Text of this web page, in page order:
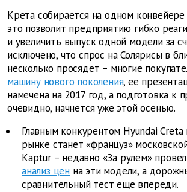
Крета собирается на одном конвейере
это позволит предприятию гибко
и увеличить выпуск одной модели за
исключено, что спрос на Солярисы в
несколько просядет – многие
машину нового поколения, ее
намечена на 2017 год, а подготовка к
очевидно, начнется уже этой осенью.
Главным конкурентом Hyundai Creta
рынке станет «француз»
Kaptur – недавно «За рулем» провел
анализ цен на эти модели, а
сравнительный тест еще впереди.